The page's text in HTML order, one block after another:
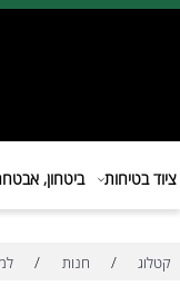
ביטחון, אבטחה ושיטור
חנות למחיקה